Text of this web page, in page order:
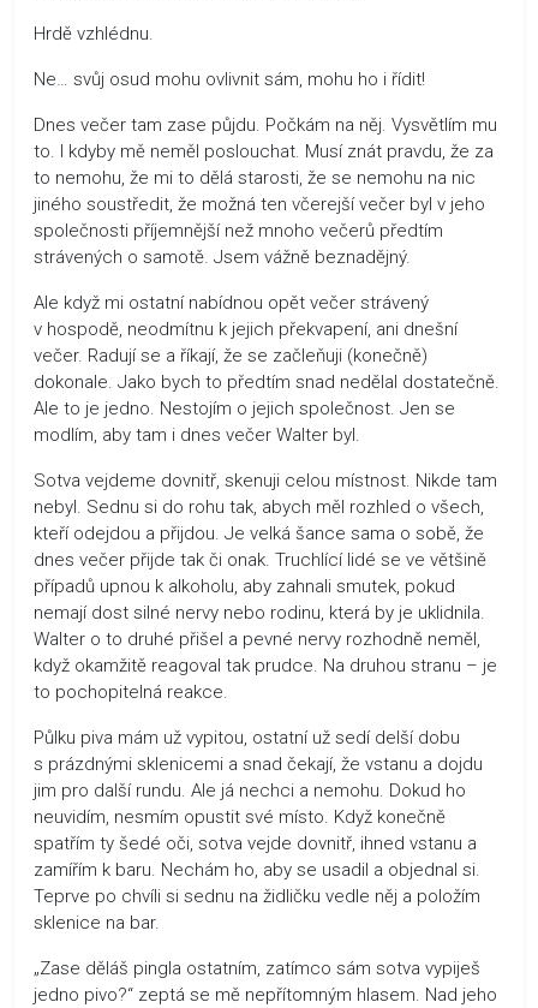
Hrdě vzhlédnu.
Ne… svůj osud mohu ovlivnit sám, mohu ho i řídit!
Dnes večer tam zase půjdu. Počkám na něj. Vysvětlím mu
to. I kdyby mě neměl poslouchat. Musí znát pravdu, že za
to nemohu, že mi to dělá starosti, že se nemohu na nic
jiného soustředit, že možná ten včerejší večer byl v jeho
společnosti příjemnější než mnoho večerů předtím
strávených o samotě. Jsem vážně beznadějný.
Ale když mi ostatní nabídnou opět večer strávený
v hospodě, neodmítnu k jejich překvapení, ani dnešní
večer. Radují se a říkají, že se začleňuji (konečně)
dokonale. Jako bych to předtím snad nedělal dostatečně.
Ale to je jedno. Nestojím o jejich společnost. Jen se
modlím, aby tam i dnes večer Walter byl.
Sotva vejdeme dovnitř, skenuji celou místnost. Nikde tam
nebyl. Sednu si do rohu tak, abych měl rozhled o všech,
kteří odejdou a přijdou. Je velká šance sama o sobě, že
dnes večer přijde tak či onak. Truchlící lidé se ve většině
případů upnou k alkoholu, aby zahnali smutek, pokud
nemají dost silné nervy nebo rodinu, která by je uklidnila.
Walter o to druhé přišel a pevné nervy rozhodně neměl,
když okamžitě reagoval tak prudce. Na druhou stranu – je
to pochopitelná reakce.
Půlku piva mám už vypitou, ostatní už sedí delší dobu
s prázdnými sklenicemi a snad čekají, že vstanu a dojdu
jim pro další rundu. Ale já nechci a nemohu. Dokud ho
neuvidím, nesmím opustit své místo. Když konečně
spatřím ty šedé oči, sotva vejde dovnitř, ihned vstanu a
zamířím k baru. Nechám ho, aby se usadil a objednal si.
Teprve po chvíli si sednu na židličku vedle něj a položím
sklenice na bar.
„Zase děláš pingla ostatním, zatímco sám sotva vypiješ
jedno pivo?“ zeptá se mě nepřítomným hlasem. Nad jeho